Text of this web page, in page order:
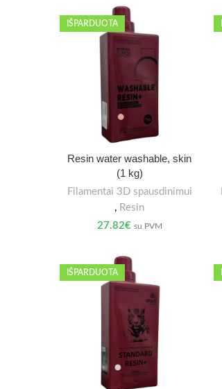
IŠPARDUOTA
Resin water washable, skin
(1 kg)
Filamentai 3D spausdinimui
, Resin
27.82€ su PVM
IŠPARDUOTA